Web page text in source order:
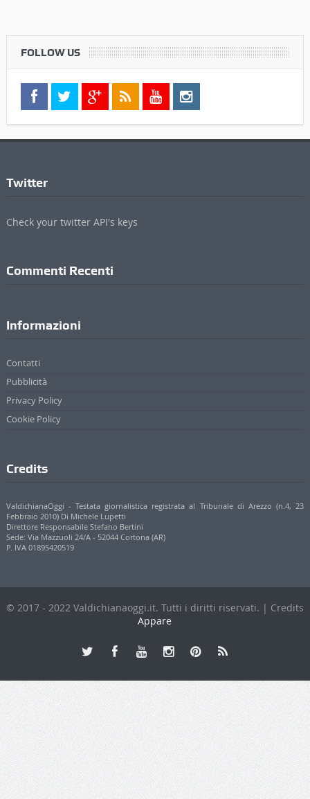
FOLLOW US
Twitter
Check your twitter API's keys
Commenti Recenti
Informazioni
Contatti
Pubblicità
Privacy Policy
Cookie Policy
Credits
ValdichianaOggi - Testata giornalistica registrata al Tribunale di Arezzo (n.4, 23
Febbraio 2010) Di Michele Lupetti
Direttore Responsabile Stefano Bertini
Sede: Via Mazzuoli 24/A - 52044 Cortona (AR)
P. IVA 01895420519
© 2017 - 2022 Valdichianaoggi.it. Tutti i diritti riservati. | Credits
Appare